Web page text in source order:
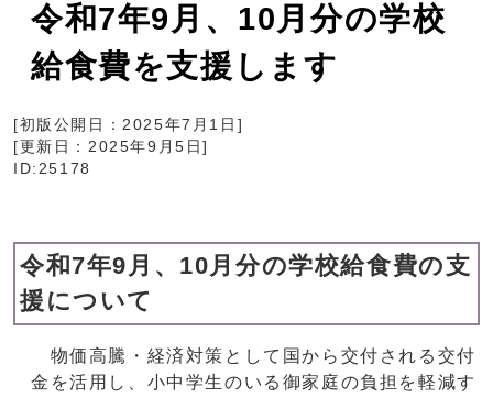
令和7年9月、10月分の学校
給食費を支援します
[初版公開日：2025年7月1日 ]
[更新日： 2025年9月5日]
ID:25178
令和7年9月、10月分の学校給食費の支
援について
物価高騰・経済対策として国から交付される交付
金を活用し、小中学生のいる御家庭の負担を軽減す